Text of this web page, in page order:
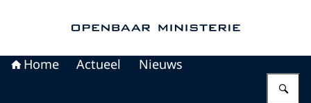
Home Actueel Nieuws